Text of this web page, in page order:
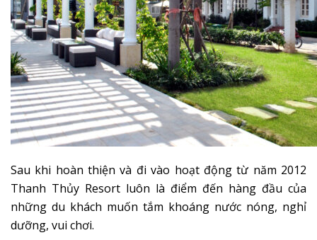
Sau khi hoàn thiện và đi vào hoạt động từ năm 2012
Thanh Thủy Resort luôn là điểm đến hàng đầu của
những du khách muốn tắm khoáng nước nóng, nghỉ
dưỡng, vui chơi.